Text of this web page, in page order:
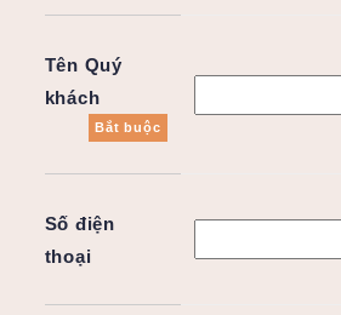
Tên Quý
khách
Bắt buộc
Số điện
thoại